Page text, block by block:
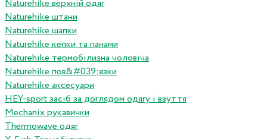
Naturehike верхній одяг
Naturehike штани
Naturehike шапки
Naturehike кепки та панами
Naturehike термобілизна чоловіча
Naturehike пов&#039;язки
Naturehike аксесуари
HEY-sport засіб за доглядом одягу і взуття
Mechanix рукавички
Thermowave одяг